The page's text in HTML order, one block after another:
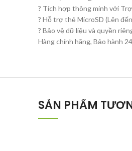
? Tích hợp thông minh với
? Hỗ trợ thẻ MicroSD (Lên
? Bảo vệ dữ liệu và quyền
Hàng chính hãng, Bảo hành
SẢN PHẨM